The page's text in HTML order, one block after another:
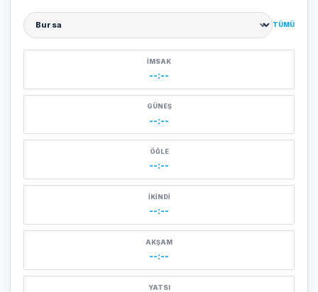
Şehir seçin
TÜMÜ
İMSAK
--:--
GÜNEŞ
--:--
ÖĞLE
--:--
İKINDI
--:--
AKŞAM
--:--
YATSI